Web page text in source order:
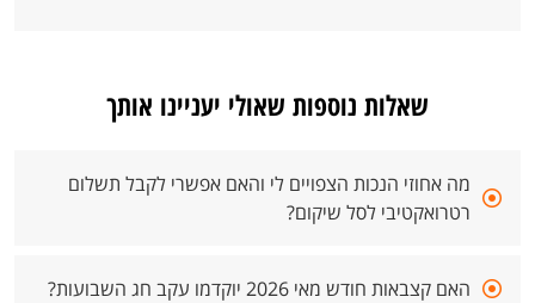
שאלות נוספות שאולי יעניינו אותך
מה אחוזי הנכות הצפויים לי והאם אפשרי לקבל תשלום
רטרואקטיבי לסל שיקום?
האם קצבאות חודש מאי 2026 יוקדמו עקב חג השבועות?